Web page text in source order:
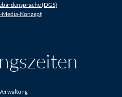
(DGS)
Media-Konzept